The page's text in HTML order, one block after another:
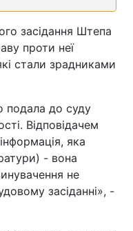
засідання Штепа
проти неї
стали зрадниками
подала до суду
Відповідачем
яка
- вона
не
засіданні», -